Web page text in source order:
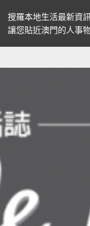
搜羅本地生活最新資
讓您貼近澳門的人事